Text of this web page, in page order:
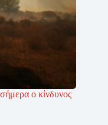
ο κίνδυνος